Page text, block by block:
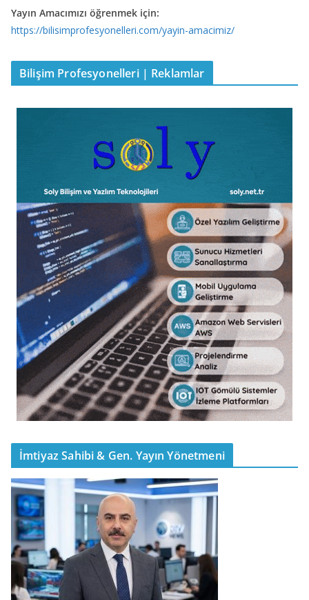
Yayın Amacımızı öğrenmek için:
https://bilisimprofesyonelleri.com/yayin-amacimiz/
Bilişim Profesyonelleri | Reklamlar
İmtiyaz Sahibi & Gen. Yayın Yönetmeni